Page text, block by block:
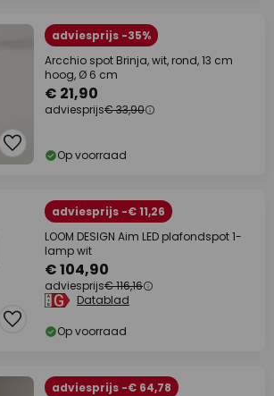
adviesprijs -35%
Arcchio spot Brinja, wit, rond, 13 cm
hoog, Ø 6 cm
€ 21,90
adviesprijs€ 33,90
Op voorraad
adviesprijs -€ 11,26
LOOM DESIGN Aim LED plafondspot 1-
lamp wit
€ 104,90
adviesprijs€ 116,16
Datablad
Op voorraad
adviesprijs -€ 64,78